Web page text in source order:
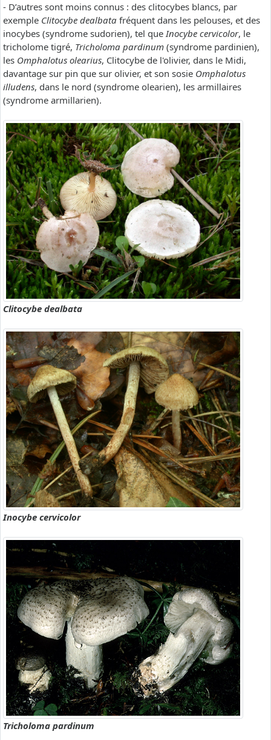
- D’autres sont moins connus : des clitocybes blancs, par
exemple Clitocybe dealbata fréquent dans les pelouses, et des
inocybes (syndrome sudorien), tel queInocybe cervicolor, le
tricholome tigré, Tricholoma pardinum (syndrome pardinien),
les Omphalotus olearius, Clitocybe de l'olivier, dans le Midi,
davantage sur pin que sur olivier, et son sosie Omphalotus
illudens, dans le nord (syndrome olearien), les armillaires
(syndrome armillarien).
Clitocybe dealbata
Inocybe cervicolor
Tricholoma pardinum